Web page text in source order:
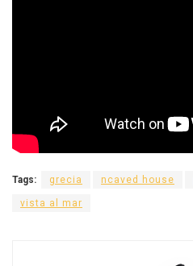
Tags: grecia ncaved house
vista al mar